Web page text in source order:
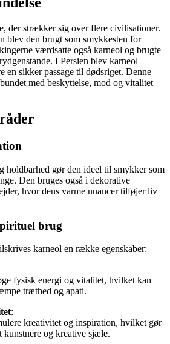
der strækker sig over flere civilisationer.
blev den brugt som smykkesten for
værdsatte også karneol og brugte
I Persien blev karneol
en sikker passage til dødsriget. Denne
med beskyttelse, mod og vitalitet
holdbarhed gør den ideel til smykker som
Den bruges også i dekorative
hvor dens varme nuancer tilføjer liv
brug
karneol en række egenskaber:
fysisk energi og vitalitet, hvilket kan
træthed og apati.
:
kreativitet og inspiration, hvilket gør
og kreative sjæle.